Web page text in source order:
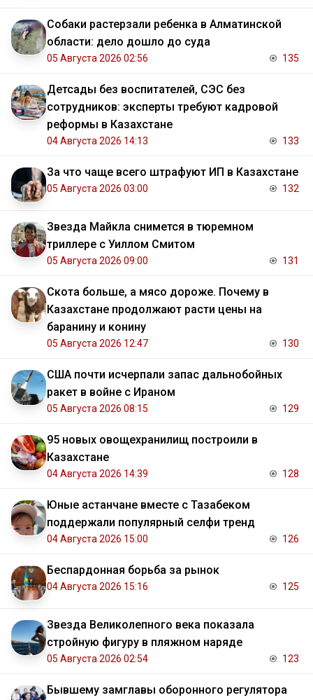
Собаки растерзали ребенка в Алматинской
области: дело дошло до суда
05 Августа 2026 02:56 135
Детсады без воспитателей, СЭС без
сотрудников: эксперты требуют кадровой
реформы в Казахстане
04 Августа 2026 14:13 133
За что чаще всего штрафуют ИП в Казахстане
05 Августа 2026 03:00 132
Звезда Майкла снимется в тюремном
триллере с Уиллом Смитом
05 Августа 2026 09:00 131
Скота больше, а мясо дороже. Почему в
Казахстане продолжают расти цены на
баранину и конину
05 Августа 2026 12:47 130
США почти исчерпали запас дальнобойных
ракет в войне с Ираном
05 Августа 2026 08:15 129
95 новых овощехранилищ построили в
Казахстане
04 Августа 2026 14:39 128
Юные астанчане вместе с Тазабеком
поддержали популярный селфи тренд
04 Августа 2026 15:00 126
Беспардонная борьба за рынок
04 Августа 2026 15:16 125
Звезда Великолепного века показала
стройную фигуру в пляжном наряде
05 Августа 2026 02:54 123
Бывшему замглавы оборонного регулятора